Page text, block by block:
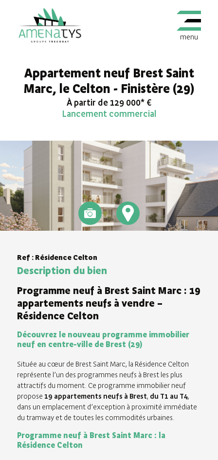
menu
Appartement neuf Brest Saint
Marc, le Celton - Finistère (29)
À partir de 129 000* €
Lancement commercial
Ref : Résidence Celton
Description du bien
Programme neuf à Brest Saint Marc : 19
appartements neufs à vendre –
Résidence Celton
Découvrez le nouveau programme immobilier
neuf en centre-ville de Brest (29)
Située au cœur de Brest Saint Marc, la Résidence Celton
représente l’un des programmes neufs à Brest les plus
attractifs du moment. Ce programme immobilier neuf
propose 19 appartements neufs à Brest, du T1 au T4,
dans un emplacement d’exception à proximité immédiate
du tramway et de toutes les commodités urbaines.
Programme neuf à Brest Saint Marc : la
Résidence Celton